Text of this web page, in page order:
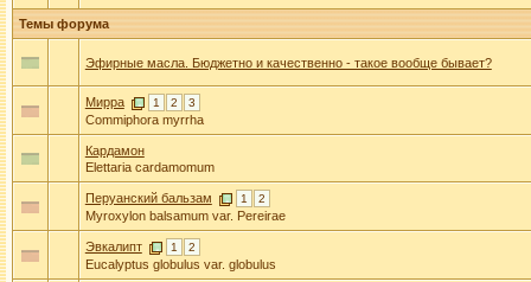
Темы форума
Эфирные масла. Бюджетно и качественно - такое вообще бывает?
Мирра 1 2 3
Commiphora myrrha
Кардамон
Elettaria cardamomum
Перуанский бальзам 1 2
Myroxylon balsamum var. Pereirae
Эвкалипт 1 2
Eucalyptus globulus var. globulus